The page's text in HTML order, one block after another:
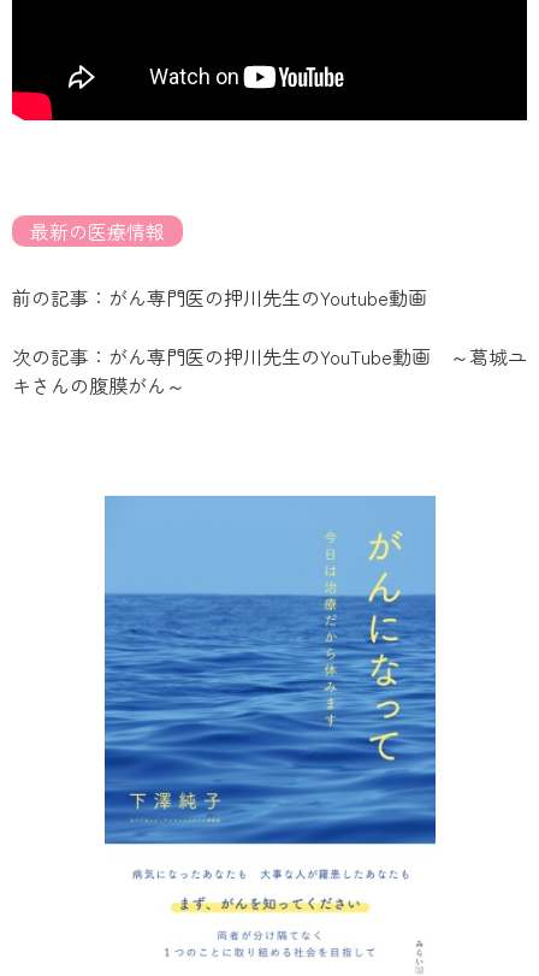
最新の医療情報
前の記事：がん専門医の押川先生のYoutube動画
次の記事：がん専門医の押川先生のYouTube動画 ～葛城ユ
キさんの腹膜がん～